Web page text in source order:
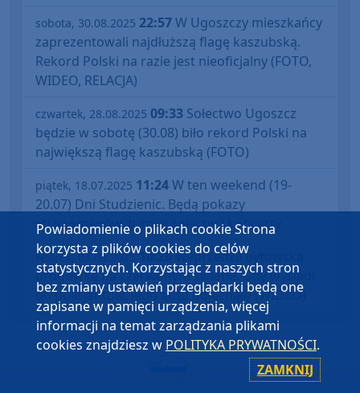
sobota, 30.08.2025 22:57W Ugoszczy mieszkańcy
zaprezentowali najdłuższą flagę kaszubską.
Rekord Polski na razie jest nieoficjalny (FOTO,
WIDEO, RELACJA)
czwartek, 28.08.2025 09:33 Sołectwo Ugoszcz
będzie w sobotę (30.08) biło rekord Polski na
największą flagę kaszubską (FOTO)
piątek, 18.07.2025 11:24W ten weekend (19-
20.07) Dni Studzienic. Będą pokazy
strongmanów, turniej sołectw i koncerty
wtorek, 03.06.2025 10:26Wyprzedził bytowską
drogówkę na czerwonym świetle. Gdy wysiadł
do policjantów, jego auto odjechało (WIDEO)
Powiadomienie o plikach cookie Strona
korzysta z plików cookies do celów
statystycznych. Korzystając z naszych stron
bez zmiany ustawień przeglądarki będą one
zapisane w pamięci urządzenia, więcej
informacji na temat zarządzania plikami
cookies znajdziesz w POLITYKA PRYWATNOŚCI.
ZAMKNIJ